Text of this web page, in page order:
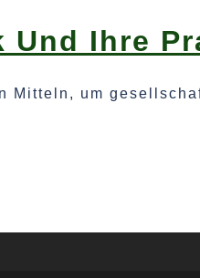
Ihre
Mitteln, um